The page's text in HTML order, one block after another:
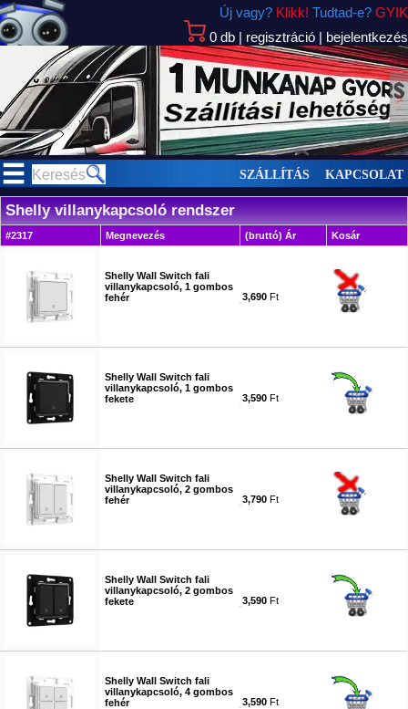
0 db | regisztráció | bejelentkezés
Új vagy? Klikk! Tudtad-e? GYIK
>
SZÁLLÍTÁS KAPCSOLAT
Shelly villanykapcsoló rendszer
#2317 Megnevezés (bruttó) Ár Kosár
Shelly Wall Switch fali
villanykapcsoló, 1 gombos
fehér
3,690 Ft
Shelly Wall Switch fali
villanykapcsoló, 1 gombos
fekete
3,590 Ft
Shelly Wall Switch fali
villanykapcsoló, 2 gombos
fehér
3,790 Ft
Shelly Wall Switch fali
villanykapcsoló, 2 gombos
fekete
3,590 Ft
Shelly Wall Switch fali
villanykapcsoló, 4 gombos
fehér
3,590 Ft